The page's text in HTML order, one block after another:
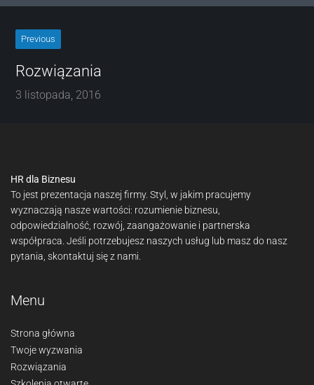
Previous
Rozwiązania
3 listopada, 2016
HR dla Biznesu
To jest prezentacja naszej firmy. Styl, w jakim pracujemy
wyznaczają nasze wartości: rozumienie biznesu,
odpowiedzialność, rozwój, zaangażowanie i partnerska
współpraca. Jeśli potrzebujesz naszych usług lub masz do nasz
pytania, skontaktuj się z nami.
Menu
Strona główna
Twoje wyzwania
Rozwiązania